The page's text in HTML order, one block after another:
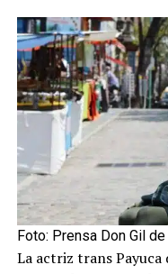
Foto: Prensa Don Gil
La actriz trans Payuca